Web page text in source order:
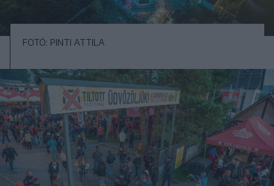
FOTÓ: PINTI ATTILA